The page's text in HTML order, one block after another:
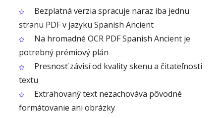
Bezplatná verzia spracuje naraz iba jednu
stranu PDF v jazyku Spanish Ancient
Na hromadné OCR PDF Spanish Ancient je
potrebný prémiový plán
Presnosť závisí od kvality skenu a čitateľnosti
textu
Extrahovaný text nezachováva pôvodné
formátovanie ani obrázky